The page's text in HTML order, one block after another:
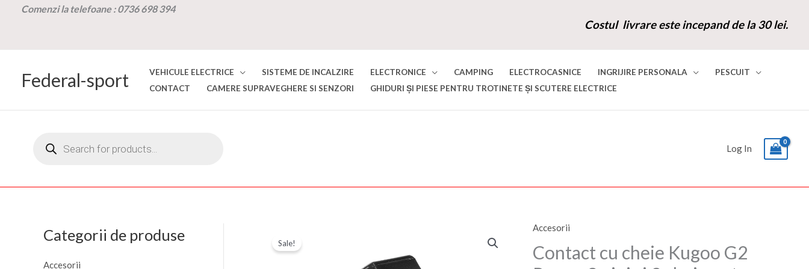
Comenzi la telefoane :0736 698 394
Costul livrare este incepand de la 30 lei.
Federal-sport VEHICULE ELECTRICE SISTEME DE INCALZIRE ELECTRONICE CAMPING ELECTROCASNICE INGRIJIRE PERSONALA
PESCUIT
CONTACT
CAMERE SUPRAVEGHERE SI SENZORI GHIDURI ȘI PIESE PENTRU TROTINETE ȘI SCUTERE ELECTRICE
Log In
Categorii de produse
Accesorii
Sale!
Accesorii
Contact cu cheie Kugoo G2
inițial
curent
Cantitate
Contact
cu